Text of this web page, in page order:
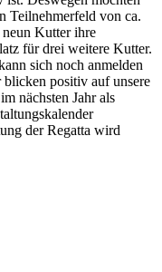
Teilnehmerfeld von ca.
neun Kutter ihre
für drei weitere Kutter.
sich noch anmelden
positiv auf unsere
nächsten Jahr als
der Regatta wird